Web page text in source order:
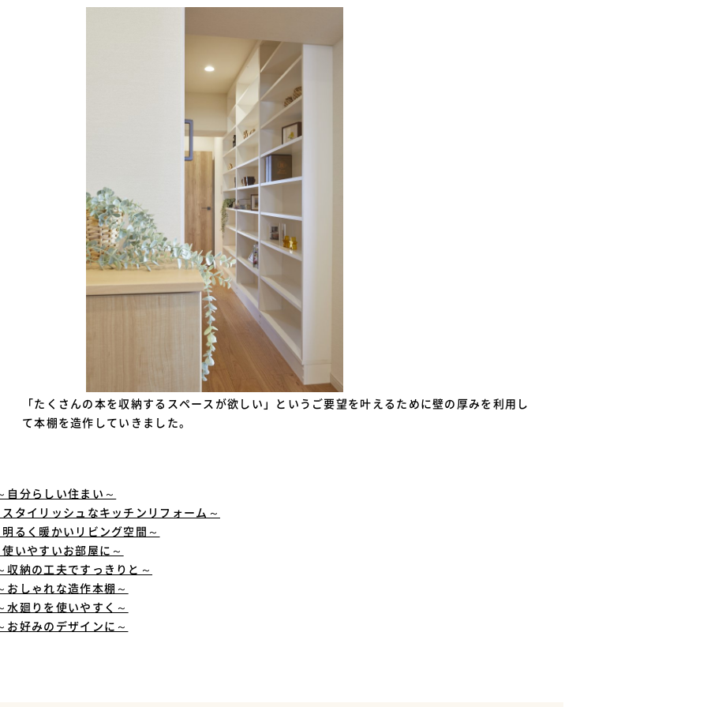
「たくさんの本を収納するスペースが欲しい」というご要望を叶えるために壁の厚みを利用し
て本棚を造作していきました。
分らしい住まい～
タイリッシュなキッチンリフォーム～
るく暖かいリビング空間～
いやすいお部屋に～
納の工夫ですっきりと～
しゃれな造作本棚～
廻りを使いやすく～
好みのデザインに～